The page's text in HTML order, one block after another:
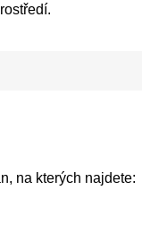
na kterých najdete: